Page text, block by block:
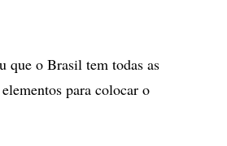
que o Brasil tem todas as
para colocar o